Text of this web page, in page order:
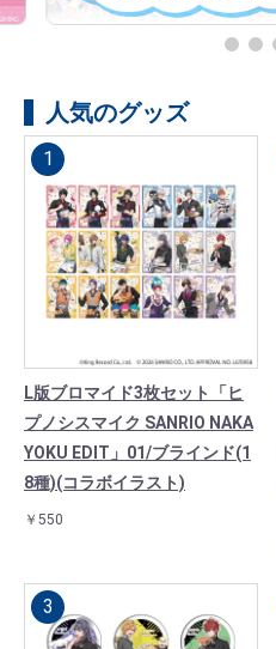
人気のグッズ
L版ブロマイド3枚セット「ヒ
プノシスマイク SANRIO NAKA
YOKU EDIT」01/ブラインド(1
8種)(コラボイラスト)
￥550